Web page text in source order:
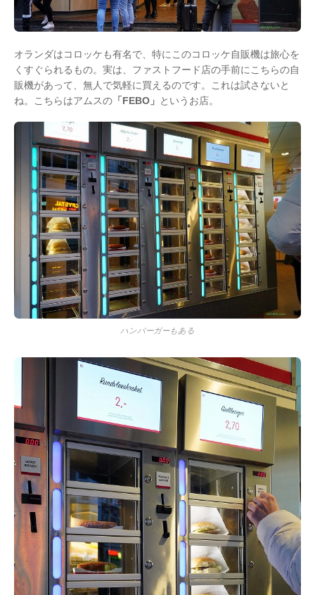
オランダはコロッケも有名で、特にこのコロッケ自販機は旅心を
くすぐられるもの。実は、ファストフード店の手前にこちらの自
販機があって、無人で気軽に買えるのです。これは試さないと
ね。こちらはアムスの 「FEBO」 というお店。
ハンバーガーもある